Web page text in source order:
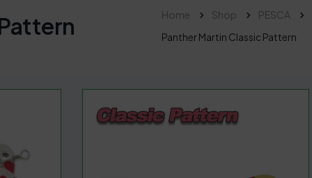
c
Home Shop PESCA
Panther Martin Classic Pattern